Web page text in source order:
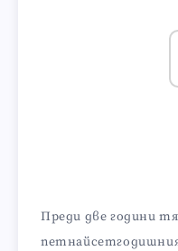
Преди две години тя